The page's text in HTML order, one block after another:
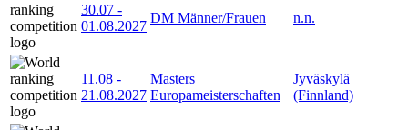
30.07 -
01.08.2027
DM Männer/Frauen n.n.
11.08 -
21.08.2027
Masters
Europameisterschaften
Jyväskylä
(Finnland)